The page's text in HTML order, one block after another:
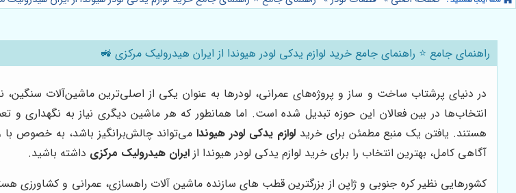
راهنمای جامع ⭐️ راهنمای جامع خرید لوازم یدکی لودر هیوندا از ایران هیدرولیک مرکزی 🚜
در دنیای پرشتاب ساخت و ساز و پروژه‌های عمرانی، لودرها به عنوان یکی از اصلی‌ترین ماشین‌آلات سنگین،
انتخاب‌ها در بین فعالان این حوزه تبدیل شده است. اما همانطور که هر ماشین دیگری نیاز به نگهداری و
هستند. یافتن یک منبع مطمئن برای خریدلوازم یدکی لودر هیوندامی‌تواند چالش‌برانگیز باشد، به خصوص با
آگاهی کامل، بهترین انتخاب را برای خرید لوازم یدکی لودر هیوندا از ایران هیدرولیک مرکزی داشته باشید.
کشورهایی نظیر کره جنوبی و ژاپن از بزرگترین قطب های سازنده ماشین آلات راهسازی، عمرانی و کشاورزی